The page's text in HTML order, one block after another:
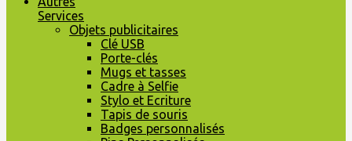
Services
Objets publicitaires
Clé USB
Porte-clés
Mugs et tasses
Cadre à Selfie
Stylo et Ecriture
Tapis de souris
Badges personnalisés